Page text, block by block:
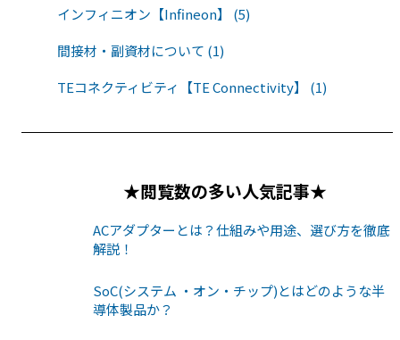
インフィニオン【Infineon】 (5)
間接材・副資材について (1)
TEコネクティビティ【TE Connectivity】 (1)
★閲覧数の多い人気記事★
ACアダプターとは？仕組みや用途、選び方を徹底
解説！
SoC(システム ・オン・チップ)とはどのような半
導体製品か？